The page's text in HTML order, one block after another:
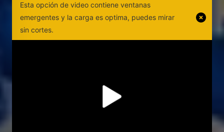
Esta opción de video contiene ventanas
emergentes y la carga es optima, puedes mirar
sin cortes.